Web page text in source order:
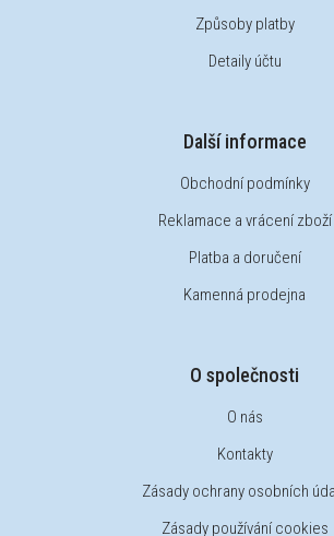
Způsoby platby
Detaily účtu
Další informace
Obchodní podmínky
Reklamace a vrácení zboží
Platba a doručení
Kamenná prodejna
O společnosti
O nás
Kontakty
Zásady ochrany osobních
Zásady používání cookies